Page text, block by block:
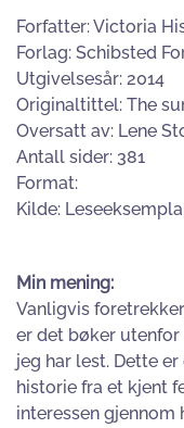
Forfatter: Victoria
Forlag: Schibsted
Utgivelsesår: 2014
Originaltittel: The
Oversatt av: Lene
Antall sider: 381
Format:
Kilde:
Min mening:
Vanligvis
er det bøker
jeg har lest. Dette
historie fra et kjent
interessen gjennom